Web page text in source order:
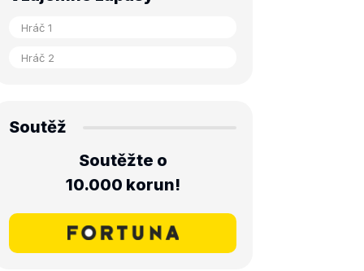
Soutěž
Soutěžte o
10.000 korun!